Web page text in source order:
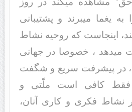
یغما میبرند و پشتیبانی
اینجاست که روحیه نشاط
میدهد ، خصوصا در جهانی
در پیشرفت سریع و شگفت
فقط کافی است ملّتی و
نشاط فکری و کاری آنان،